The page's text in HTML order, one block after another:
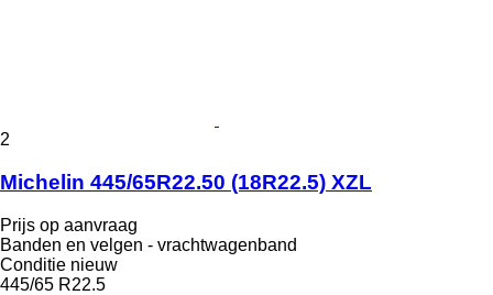
2
Michelin 445/65R22.50 (18R22.5) XZL
Prijs op aanvraag
Banden en velgen - vrachtwagenband
Conditie nieuw
445/65 R22.5